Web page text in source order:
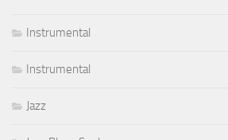
Instrumental
Instrumental
Jazz